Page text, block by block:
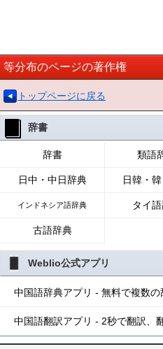
等分布のページの著作権
トップページに戻る
辞書
辞書 類語
日中・中日辞典 日韓・
インドネシア語辞典 タイ
古語辞典
Weblio公式アプリ
中国語辞典アプリ - 無料で複数
中国語翻訳アプリ - 2秒で翻訳、